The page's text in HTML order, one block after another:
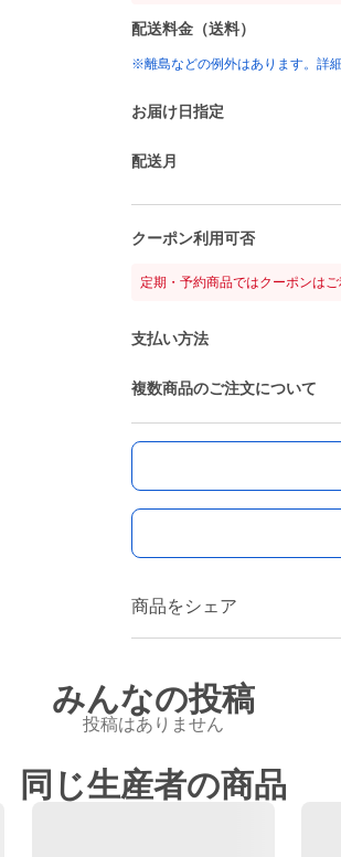
配送料金（送料）
※離島などの例外はあります。詳
お届け日指定
配送月
クーポン利用可否
定期・予約商品ではクーポンは
支払い方法
複数商品のご注文について
商品をシェア
みんなの投稿
投稿はありません
同じ生産者の商品